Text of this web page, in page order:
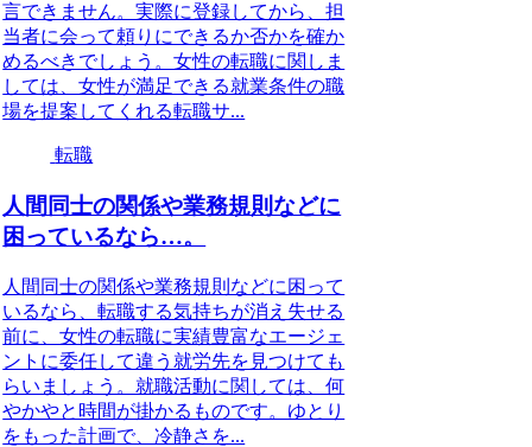
言できません。実際に登録してから、担
当者に会って頼りにできるか否かを確か
めるべきでしょう。女性の転職に関しま
しては、女性が満足できる就業条件の職
場を提案してくれる転職サ...
転職
人間同士の関係や業務規則などに
困っているなら…。
人間同士の関係や業務規則などに困って
いるなら、転職する気持ちが消え失せる
前に、女性の転職に実績豊富なエージェ
ントに委任して違う就労先を見つけても
らいましょう。就職活動に関しては、何
やかやと時間が掛かるものです。ゆとり
をもった計画で、冷静さを...